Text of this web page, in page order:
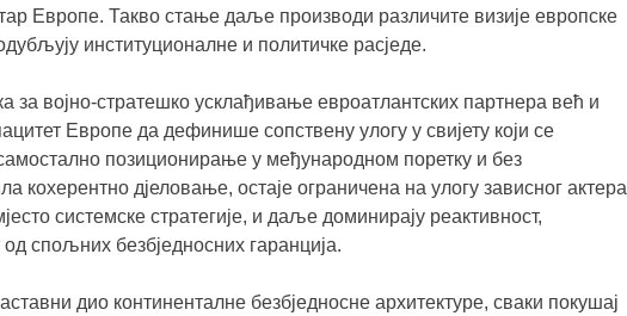
Европе. Такво стање даље производи различите визије европске
институционалне и политичке расједе.
војно-стратешко усклађивање евроатлантских партнера већ и
Европе да дефинише сопствену улогу у свијету који се
позиционирање у међународном поретку и без
кохерентно дјеловање, остаје ограничена на улогу зависног актера
системске стратегије, и даље доминирају реактивност,
спољних безбједносних гаранција.
дио континенталне безбједносне архитектуре, сваки покушај